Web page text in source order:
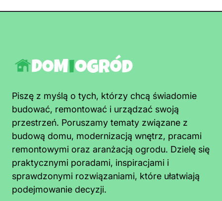
Piszę z myślą o tych, którzy chcą świadomie
budować, remontować i urządzać swoją
przestrzeń. Poruszamy tematy związane z
budową domu, modernizacją wnętrz, pracami
remontowymi oraz aranżacją ogrodu. Dzielę się
praktycznymi poradami, inspiracjami i
sprawdzonymi rozwiązaniami, które ułatwiają
podejmowanie decyzji.